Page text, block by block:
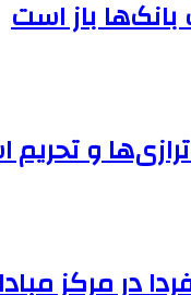
باز است
و
در مرکز